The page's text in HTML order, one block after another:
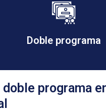
Doble programa
doble programa